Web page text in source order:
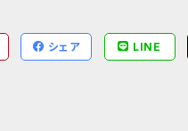
シェア LINE